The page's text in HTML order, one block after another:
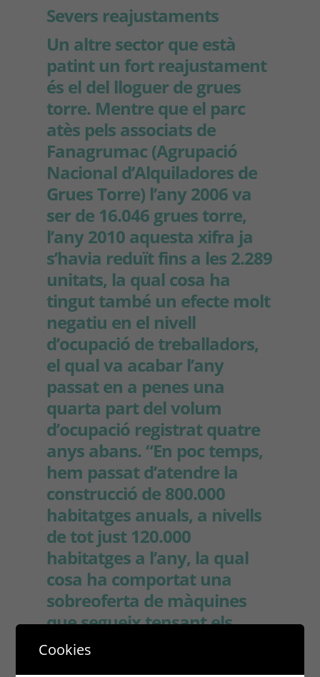
Severs reajustaments
Un altre sector que està
patint un fort reajustament
és el del lloguer de grues
torre. Mentre que el parc
atès pels associats de
Fanagrumac (Agrupació
Nacional d’Alquiladores de
Grues Torre) l’any 2006 va
ser de 16.046 grues torre,
l’any 2010 aquesta xifra ja
s’havia reduït fins a les 2.289
unitats, la qual cosa ha
tingut també un efecte molt
negatiu en el nivell
d’ocupació de treballadors,
el qual va acabar l’any
passat en a penes una
quarta part del volum
d’ocupació registrat quatre
anys abans. “En poc temps,
hem passat d’atendre la
construcció de 800.000
habitatges anuals, a nivells
de tot just 120.000
habitatges a l’any, la qual
cosa ha comportat una
sobreoferta de màquines
que segueix tensant els
preus”, indica César
Cookies